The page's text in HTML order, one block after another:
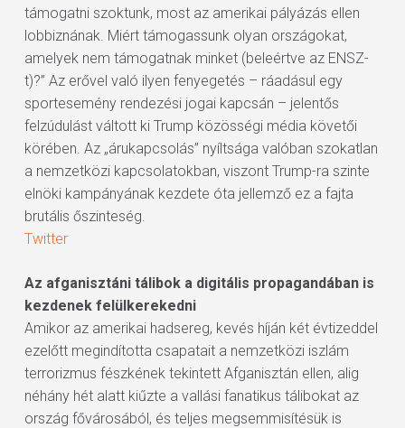
támogatni szoktunk, most az amerikai pályázás ellen
lobbiznának. Miért támogassunk olyan országokat,
amelyek nem támogatnak minket (beleértve az ENSZ-
t)?” Az erővel való ilyen fenyegetés – ráadásul egy
sportesemény rendezési jogai kapcsán – jelentős
felzúdulást váltott ki Trump közösségi média követői
körében. Az „árukapcsolás” nyíltsága valóban szokatlan
a nemzetközi kapcsolatokban, viszont Trump-ra szinte
elnöki kampányának kezdete óta jellemző ez a fajta
brutális őszinteség.
Twitter
Az afganisztáni tálibok a digitális propagandában is
kezdenek felülkerekedni
Amikor az amerikai hadsereg, kevés híján két évtizeddel
ezelőtt megindította csapatait a nemzetközi iszlám
terrorizmus fészkének tekintett Afganisztán ellen, alig
néhány hét alatt kiűzte a vallási fanatikus tálibokat az
ország fővárosából, és teljes megsemmisítésük is